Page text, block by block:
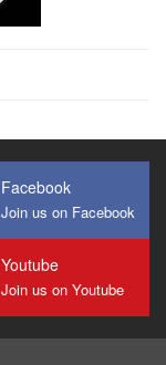
Facebook
Join us on Facebook
Youtube
Join us on Youtube